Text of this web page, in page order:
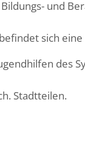
und
sich
des
Stadtteilen.